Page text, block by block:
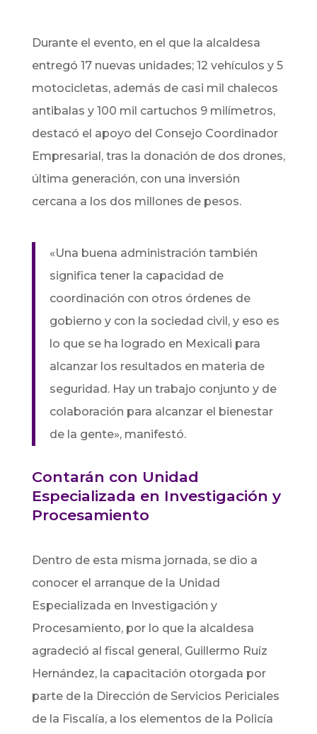
Durante el evento, en el que la alcaldesa
entregó 17 nuevas unidades; 12 vehículos y 5
motocicletas, además de casi mil chalecos
antibalas y 100 mil cartuchos 9 milímetros,
destacó el apoyo del Consejo Coordinador
Empresarial, tras la donación de dos drones,
última generación, con una inversión
cercana a los dos millones de pesos.
«Una buena administración también
significa tener la capacidad de
coordinación con otros órdenes de
gobierno y con la sociedad civil, y eso es
lo que se ha logrado en Mexicali para
alcanzar los resultados en materia de
seguridad. Hay un trabajo conjunto y de
colaboración para alcanzar el bienestar
de la gente», manifestó.
Contarán con Unidad
Especializada en Investigación y
Procesamiento
Dentro de esta misma jornada, se dio a
conocer el arranque de la Unidad
Especializada en Investigación y
Procesamiento, por lo que la alcaldesa
agradeció al fiscal general, Guillermo Ruíz
Hernández, la capacitación otorgada por
parte de la Dirección de Servicios Periciales
de la Fiscalía, a los elementos de la Policía